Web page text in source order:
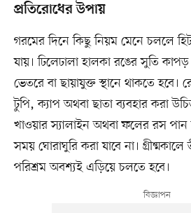
প্রতিরোধের উপায়
গরমের দিনে কিছু নিয়ম মেনে চললে
যায়। ঢিলেঢালা হালকা রঙের সুতি
ভেতরে বা ছায়াযুক্ত স্থানে থাকতে হবে।
টুপি, ক্যাপ অথবা ছাতা ব্যবহার করা
খাওয়ার স্যালাইন অথবা ফলের রস পান
সময় ঘোরাঘুরি করা যাবে না। গ্রীষ্মকালে
পরিশ্রম অবশ্যই এড়িয়ে চলতে হবে।